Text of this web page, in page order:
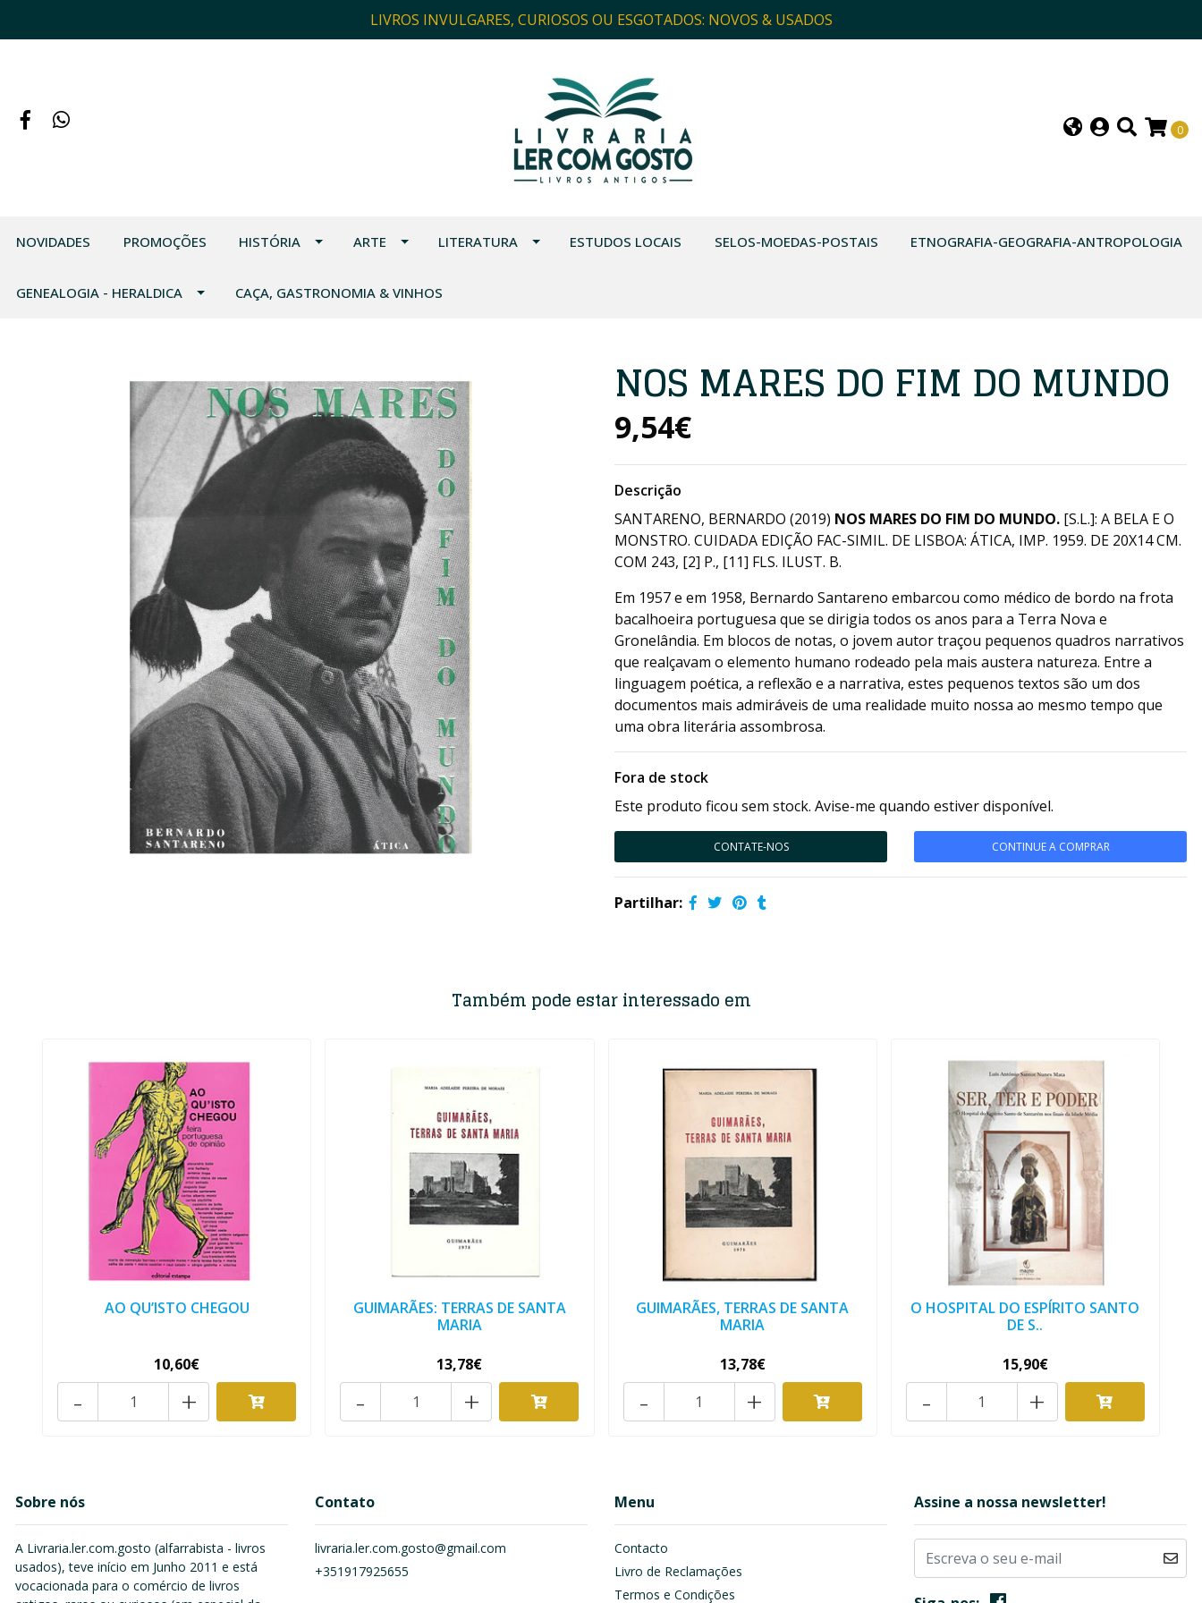
LIVROS INVULGARES, CURIOSOS OU ESGOTADOS: NOVOS & USADOS
0
NOVIDADES PROMOÇÕES HISTÓRIA ARTE LITERATURA ESTUDOS LOCAIS SELOS-MOEDAS-POSTAIS ETNOGRAFIA-GEOGRAFIA-ANTROPOLOGIA
GENEALOGIA - HERALDICA CAÇA, GASTRONOMIA & VINHOS
NOS MARES DO FIM DO MUNDO
9,54€
Descrição
SANTARENO, BERNARDO (2019) NOS MARES DO FIM DO MUNDO. [S.L.]: A BELA E O
MONSTRO. CUIDADA EDIÇÃO FAC-SIMIL. DE LISBOA: ÁTICA, IMP. 1959. DE 20X14 CM.
COM 243, [2] P., [11] FLS. ILUST. B.
Em 1957 e em 1958, Bernardo Santareno embarcou como médico de bordo na frota
bacalhoeira portuguesa que se dirigia todos os anos para a Terra Nova e
Gronelândia. Em blocos de notas, o jovem autor traçou pequenos quadros narrativos
que realçavam o elemento humano rodeado pela mais austera natureza. Entre a
linguagem poética, a reflexão e a narrativa, estes pequenos textos são um dos
documentos mais admiráveis de uma realidade muito nossa ao mesmo tempo que
uma obra literária assombrosa.
Fora de stock
Este produto ficou sem stock. Avise-me quando estiver disponível.
CONTATE-NOS CONTINUE A COMPRAR
Partilhar:
Também pode estar interessado em
AO QU’ISTO CHEGOU
10,60€
+
-
GUIMARÃES: TERRAS DE SANTA
MARIA
13,78€
+
-
GUIMARÃES, TERRAS DE SANTA
MARIA
13,78€
+
-
O HOSPITAL DO ESPÍRITO SANTO
DE S..
15,90€
+
-
Sobre nós
A Livraria.ler.com.gosto (alfarrabista - livros
usados), teve início em Junho 2011 e está
vocacionada para o comércio de livros
Contato
livraria.ler.com.gosto@gmail.com
+351917925655
Menu
Contacto
Livro de Reclamações
Termos e Condições
Assine a nossa newsletter!